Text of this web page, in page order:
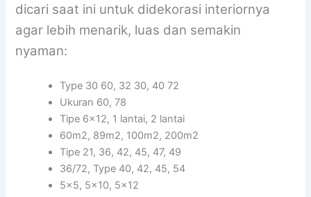
dicari saat ini untuk didekorasi interiornya
agar lebih menarik, luas dan semakin
nyaman:
Type 30 60, 32 30, 40 72
Ukuran 60, 78
Tipe 6×12, 1 lantai, 2 lantai
60m2, 89m2, 100m2, 200m2
Tipe 21, 36, 42, 45, 47, 49
36/72, Type 40, 42, 45, 54
5×5, 5×10, 5×12